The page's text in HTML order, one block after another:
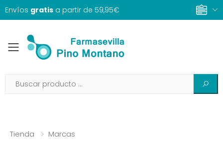
Envíos gratis a partir de 59,95€
Toggle mobile menu
Tienda Marcas